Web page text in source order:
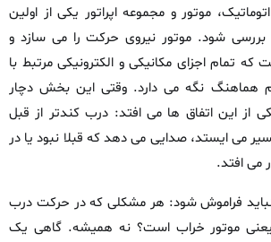
موتور و مجموعه اپراتور یکی از اولین
شود. موتور نیروی حرکت را می‌ سازد و
که تمام اجزای مکانیکی و الکترونیکی مرتبط با
هماهنگ نگه می‌ دارد. وقتی این بخش دچار
از این اتفاق‌ ها می‌ افتد: درب کندتر از قبل
می‌ ایستد، صدایی می‌ دهد که قبلا نبود یا در
می‌ افتد.
فراموش شود: هر مشکلی که در حرکت درب
موتور خراب است؟ نه همیشه. گاهی یک